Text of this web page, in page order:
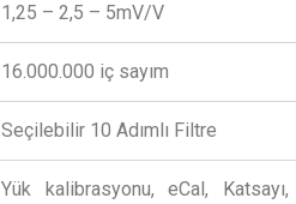
1,25 – 2,5 – 5mV/V
16.000.000 iç sayım
Seçilebilir 10 Adımlı Filtre
Yük kalibrasyonu, eCal,